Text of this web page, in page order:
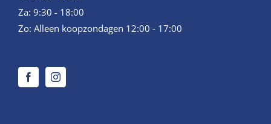
Za: 9:30 - 18:00
Zo: Alleen koopzondagen 12:00 - 17:00